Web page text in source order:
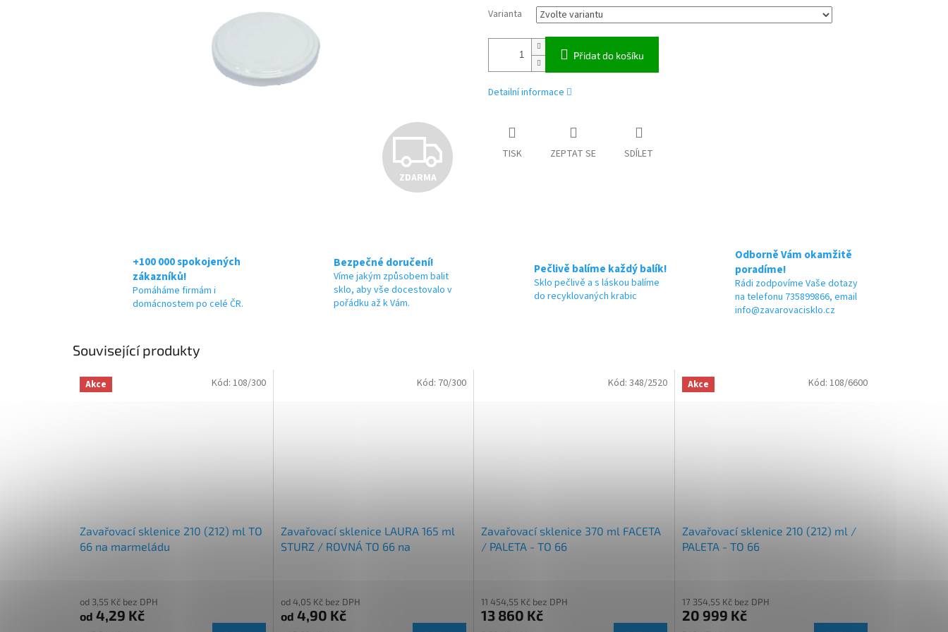
Z
R
A
ZDARMA
Varianta
Přidat do košíku
Detailní informace
TISK ZEPTAT SE SDÍLET
+100 000 spokojených
zákazníků!
Pomáháme firmám i
domácnostem po celé ČR.
Bezpečné doručení!
Víme jakým způsobem balit
sklo, aby vše docestovalo v
pořádku až k Vám.
Pečlivě balíme každý balík!
Sklo pečlivě a s láskou balíme
do recyklovaných krabic
Odborně Vám okamžitě
poradíme!
Rádi zodpovíme Vaše dotazy
na telefonu 735899866, email
info@zavarovacisklo.cz
Související produkty
Akce
Zavařovací sklenice 210 (212) ml TO
66 na marmeládu
od 3,55 Kč bez DPH
od 4,29 Kč
Kód: 108/300
Zavařovací sklenice LAURA 165 ml
STURZ / ROVNÁ TO 66 na
od 4,05 Kč bez DPH
od 4,90 Kč
Kód: 70/300
Zavařovací sklenice 370 ml FACETA
/ PALETA - TO 66
11 454,55 Kč bez DPH
13 860 Kč
Kód: 348/2520 Akce
Zavařovací sklenice 210 (212) ml /
PALETA - TO 66
17 354,55 Kč bez DPH
20 999 Kč
Kód: 108/6600